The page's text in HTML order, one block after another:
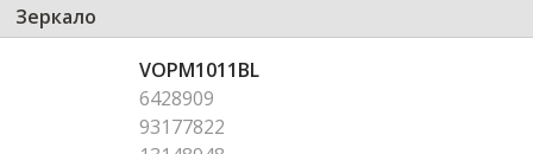
Зеркало
VOPM1011BL
6428909
93177822